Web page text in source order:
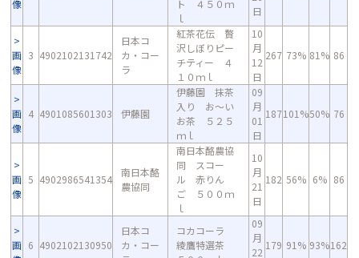
像
ト ４５０ｍ
ｌ
日
画
像
3 4902102131742
日本コ
カ・コー
ラ
紅茶花伝 贅
沢しぼりピー
チティー ４
１０ｍｌ
10
月
12
日
267 73% 81% 86
画
像
4 4901085601303 伊藤園
伊藤園 抹茶
入り お～い
お茶 ５２５
ｍｌ
09
月
01
日
187101%50% 76
画
像
5 4902986541354
南日本酪
農協同
南日本酪農協
同 スコー
ル 赤りん
ご ５００ｍ
ｌ
10
月
21
日
182 56% 6% 86
画 6 4902102130950
日本コ
カ・コー
コカコーラ
綾鷹特選茶
09
月
22
179 91% 93%162